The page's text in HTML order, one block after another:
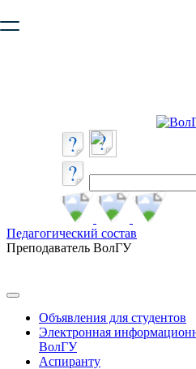
безопасную работу с сайтом.
Педагогический состав
Преподаватель ВолГУ
Объявления для студентов
Электронная
ВолГУ
Аспиранту